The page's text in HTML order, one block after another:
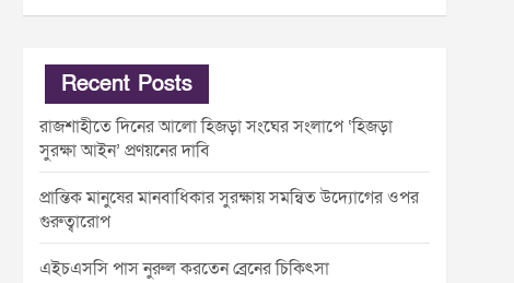
Recent Posts
রাজশাহীতে দিনের আলো হিজড়া সংঘের সংলাপে ‘হিজড়া
সুরক্ষা আইন’ প্রণয়নের দাবি
প্রান্তিক মানুষের মানবাধিকার সুরক্ষায় সমন্বিত উদ্যোগের ওপর
গুরুত্বারোপ
এইচএসসি পাস নুরুল করতেন ব্রেনের চিকিৎসা